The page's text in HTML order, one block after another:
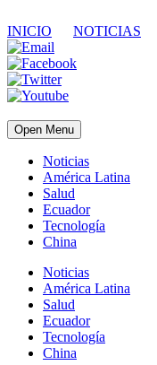
INICIO NOTICIAS
Open Menu
Noticias
América Latina
Salud
Ecuador
Tecnología
China
Noticias
América Latina
Salud
Ecuador
Tecnología
China